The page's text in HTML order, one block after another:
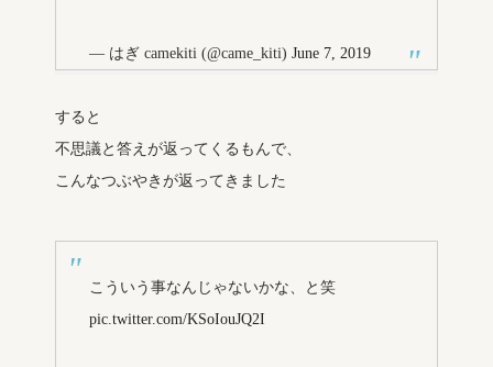
— はぎ camekiti (@came_kiti) June 7, 2019
すると
不思議と答えが返ってくるもんで、
こんなつぶやきが返ってきました
こういう事なんじゃないかな、と笑
pic.twitter.com/KSoIouJQ2I